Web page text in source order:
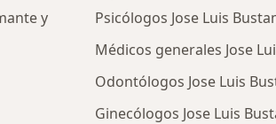
y
Psicólogos Jose Luis
Médicos generales Jose
Odontólogos Jose Luis
Ginecólogos Jose Luis